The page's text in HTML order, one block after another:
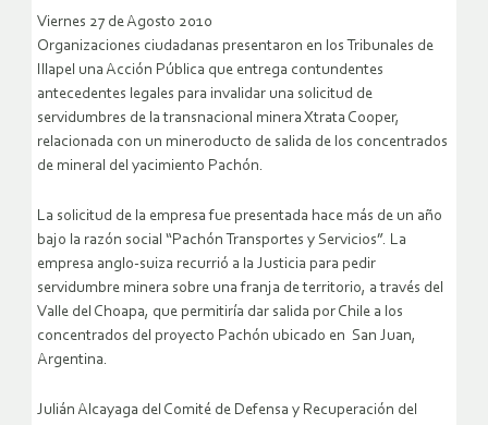
Viernes 27 de Agosto 2010
Organizaciones ciudadanas presentaron en los Tribunales de
Illapel una Acción Pública que entrega contundentes
antecedentes legales para invalidar una solicitud de
servidumbres de la transnacional minera Xtrata Cooper,
relacionada con un mineroducto de salida de los concentrados
de mineral del yacimiento Pachón.
La solicitud de la empresa fue presentada hace más de un año
bajo la razón social “Pachón Transportes y Servicios”. La
empresa anglo-suiza recurrió a la Justicia para pedir
servidumbre minera sobre una franja de territorio, a través del
Valle del Choapa, que permitiría dar salida por Chile a los
concentrados del proyecto Pachón ubicado en San Juan,
Argentina.
Julián Alcayaga del Comité de Defensa y Recuperación del